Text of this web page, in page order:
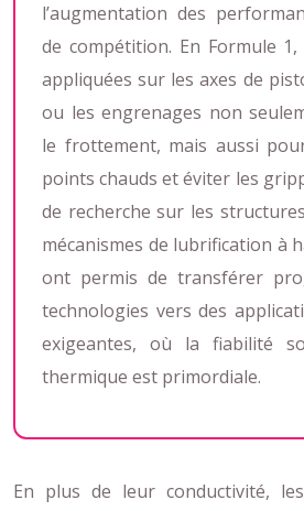
l’augmentation des
de compétition. En Formule
appliquées sur les axes de
ou les engrenages non
le frottement, mais aussi
points chauds et éviter les
de recherche sur les
mécanismes de lubrification à
ont permis de transférer
technologies vers des
exigeantes, où la fiabilité
thermique est primordiale.
En plus de leur conductivité,